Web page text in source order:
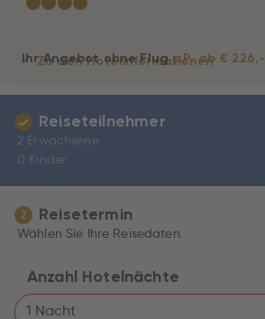
Zu den Hotelinformationen
Ihr Angebot ohne Flugp.P. ab € 226,-
Reiseteilnehmer
2 Erwachsene
0 Kinder
2 Reisetermin
Wählen Sie Ihre Reisedaten.
Anzahl Hotelnächte
1 Nacht